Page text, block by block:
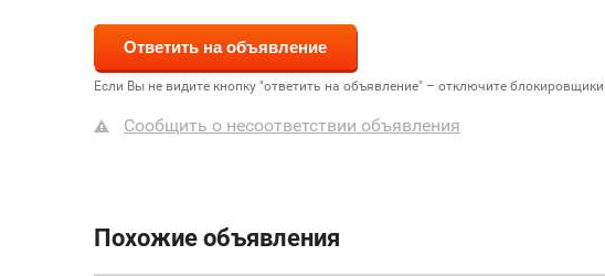
Если Вы не видите кнопку "ответить на объявление" – отключите
Сообщить о несоответствии объявления
Похожие объявления